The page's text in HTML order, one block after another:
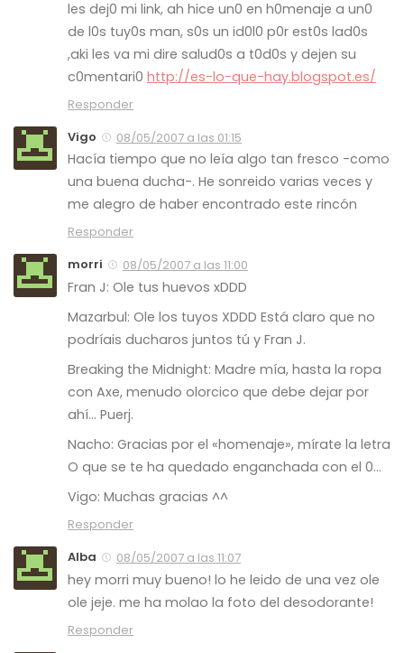
les dej0 mi link, ah hice un0 en h0menaje a un0
de l0s tuy0s man, s0s un id0l0 p0r est0s lad0s
,aki les va mi dire salud0s a t0d0s y dejen su
c0mentari0 http://es-lo-que-hay.blogspot.es/
Responder
Vigo
08/05/2007 a las 01:15
Hacía tiempo que no leía algo tan fresco -como
una buena ducha-. He sonreido varias veces y
me alegro de haber encontrado este rincón
Responder
morri
08/05/2007 a las 11:00
Fran J: Ole tus huevos xDDD
Mazarbul: Ole los tuyos XDDD Está claro que no
podríais ducharos juntos tú y Fran J.
Breaking the Midnight: Madre mía, hasta la ropa
con Axe, menudo olorcico que debe dejar por
ahí… Puerj.
Nacho: Gracias por el «homenaje», mírate la letra
O que se te ha quedado enganchada con el 0…
Vigo: Muchas gracias ^^
Responder
Alba
08/05/2007 a las 11:07
hey morri muy bueno! lo he leido de una vez ole
ole jeje. me ha molao la foto del desodorante!
Responder